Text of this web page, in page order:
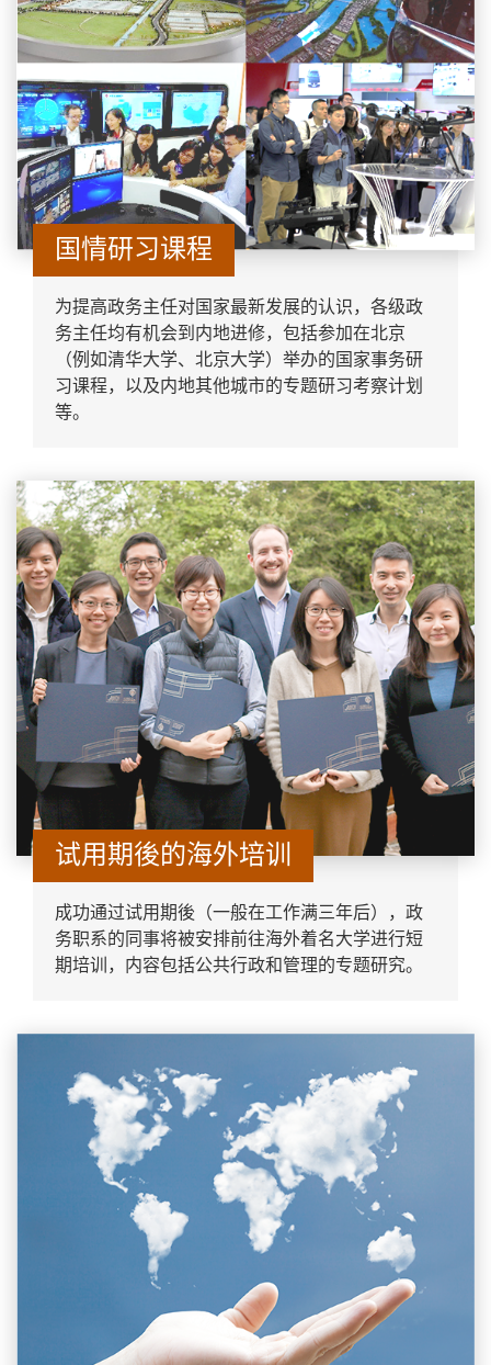
国情研习课程
为提高政务主任对国家最新发展的认识，各级政
务主任均有机会到内地进修，包括参加在北京
（例如清华大学、北京大学）举办的国家事务研
习课程，以及内地其他城市的专题研习考察计划
等。
试用期後的海外培训
成功通过试用期後（一般在工作满三年后），政
务职系的同事将被安排前往海外着名大学进行短
期培训，内容包括公共行政和管理的专题研究。